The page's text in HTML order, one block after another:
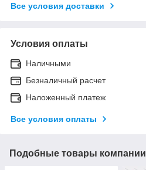
Все условия доставки
Условия оплаты
Наличными
Безналичный расчет
Наложенный платеж
Все условия оплаты
Подобные товары компании